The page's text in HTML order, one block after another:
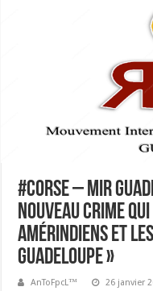
#Corse – MIR
nouveau Crime
Amérindiens et
Guadeloupe »
AnToFpcL™ 26 janvier